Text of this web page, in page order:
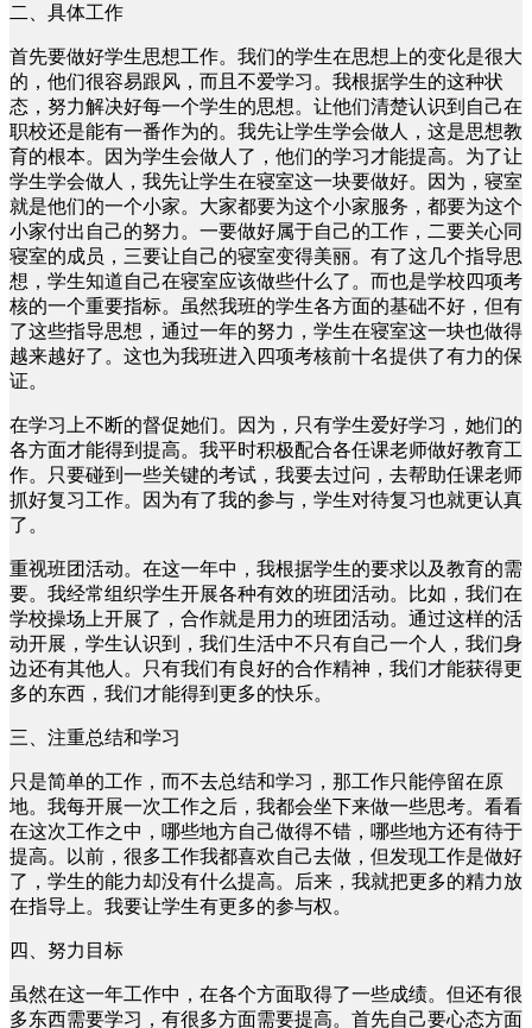
二、具体工作
首先要做好学生思想工作。我们的学生在思想上的变化是很大
的，他们很容易跟风，而且不爱学习。我根据学生的这种状
态，努力解决好每一个学生的思想。让他们清楚认识到自己在
职校还是能有一番作为的。我先让学生学会做人，这是思想教
育的根本。因为学生会做人了，他们的学习才能提高。为了让
学生学会做人，我先让学生在寝室这一块要做好。因为，寝室
就是他们的一个小家。大家都要为这个小家服务，都要为这个
小家付出自己的努力。一要做好属于自己的工作，二要关心同
寝室的成员，三要让自己的寝室变得美丽。有了这几个指导思
想，学生知道自己在寝室应该做些什么了。而也是学校四项考
核的一个重要指标。虽然我班的学生各方面的基础不好，但有
了这些指导思想，通过一年的努力，学生在寝室这一块也做得
越来越好了。这也为我班进入四项考核前十名提供了有力的保
证。
在学习上不断的督促她们。因为，只有学生爱好学习，她们的
各方面才能得到提高。我平时积极配合各任课老师做好教育工
作。只要碰到一些关键的考试，我要去过问，去帮助任课老师
抓好复习工作。因为有了我的参与，学生对待复习也就更认真
了。
重视班团活动。在这一年中，我根据学生的要求以及教育的需
要。我经常组织学生开展各种有效的班团活动。比如，我们在
学校操场上开展了，合作就是用力的班团活动。通过这样的活
动开展，学生认识到，我们生活中不只有自己一个人，我们身
边还有其他人。只有我们有良好的合作精神，我们才能获得更
多的东西，我们才能得到更多的快乐。
三、注重总结和学习
只是简单的工作，而不去总结和学习，那工作只能停留在原
地。我每开展一次工作之后，我都会坐下来做一些思考。看看
在这次工作之中，哪些地方自己做得不错，哪些地方还有待于
提高。以前，很多工作我都喜欢自己去做，但发现工作是做好
了，学生的能力却没有什么提高。后来，我就把更多的精力放
在指导上。我要让学生有更多的参与权。
四、努力目标
虽然在这一年工作中，在各个方面取得了一些成绩。但还有很
多东西需要学习，有很多方面需要提高。首先自己要心态方面